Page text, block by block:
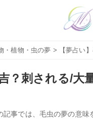
・植物・虫の夢 > 【夢占い
？刺される/大
事では、毛虫の夢の意